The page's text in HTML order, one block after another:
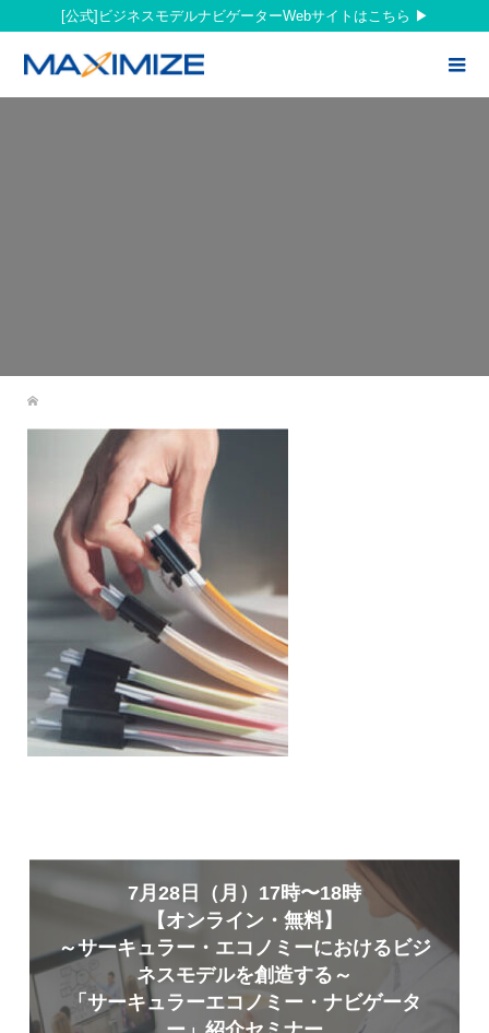
[公式]ビジネスモデルナビゲーターWebサイトはこちら
7月28日（月）17時〜18時
【オンライン・無料】
～サーキュラー・エコノミーにおけるビジ
ネスモデルを創造する～
「サーキュラーエコノミー・ナビゲータ